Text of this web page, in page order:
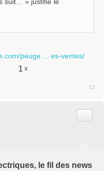
peuge ... es-ventes/
1 x
le fil des news